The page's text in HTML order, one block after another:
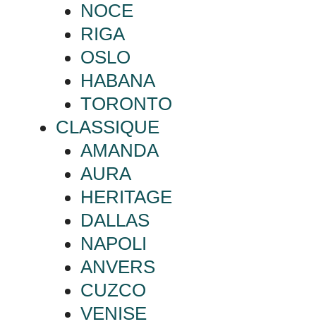
NOCE
RIGA
OSLO
HABANA
TORONTO
CLASSIQUE
AMANDA
AURA
HERITAGE
DALLAS
NAPOLI
ANVERS
CUZCO
VENISE